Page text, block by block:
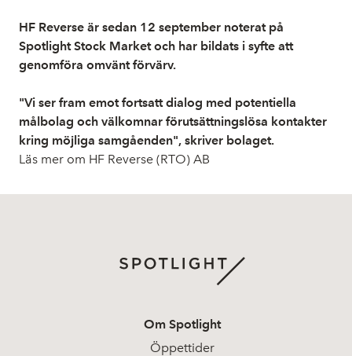
HF Reverse är sedan 12 september noterat på
Spotlight Stock Market och har bildats i syfte att
genomföra omvänt förvärv.
"Vi ser fram emot fortsatt dialog med potentiella
målbolag och välkomnar förutsättningslösa kontakter
kring möjliga samgåenden", skriver bolaget.
Läs mer om HF Reverse (RTO) AB
Om Spotlight
Öppettider